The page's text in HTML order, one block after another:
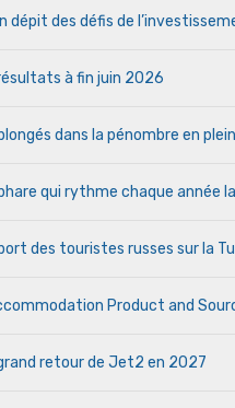
dépit des défis de
à fin juin 2026
dans la pénombre en
qui rythme chaque année
des touristes russes sur la
Product and
retour de Jet2 en 2027